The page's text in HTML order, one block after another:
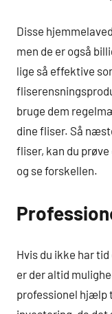
Disse
men de er også
lige så effektive
bruge dem
dine fliser. Så
fliser, kan du
og se forskellen.
Hvis du ikke har
er der altid
professionel hjælp